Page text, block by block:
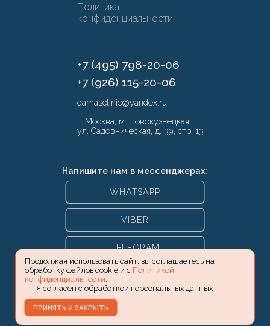
Продолжая использовать сайт, вы соглашаетесь на
обработку файлов cookie и с Политикой
конфиденциальности
Я согласен с обработкой персональных данных
ПРИНЯТЬ И ЗАКРЫТЬ
Политика
конфиденциальности
+7 (495) 798-20-06
+7 (926) 115-20-06
damasclinic@yandex.ru
г. Москва, м. Новокузнецкая,
ул. Садовническая, д. 39, стр. 13
Напишите нам в мессенджерах:
WHATSAPP
VIBER
TELEGRAM